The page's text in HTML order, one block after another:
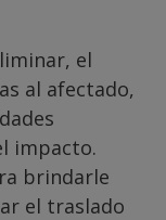
el
al afectado,
impacto.
brindarle
el traslado